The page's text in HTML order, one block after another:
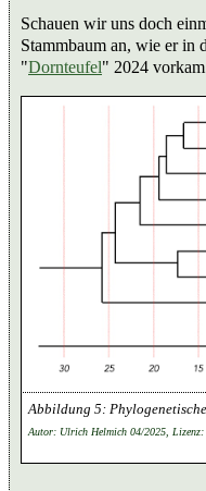
Schauen wir uns doch
Stammbaum an, wie er in
"Dornteufel" 2024
Autor: Ulrich Helmich 04/2025,